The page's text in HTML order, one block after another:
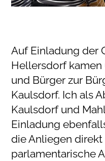
Auf Einladung der
Hellersdorf
und Bürger zur
Kaulsdorf. Ich als
Kaulsdorf und
Einladung
die Anliegen
parlamentarische